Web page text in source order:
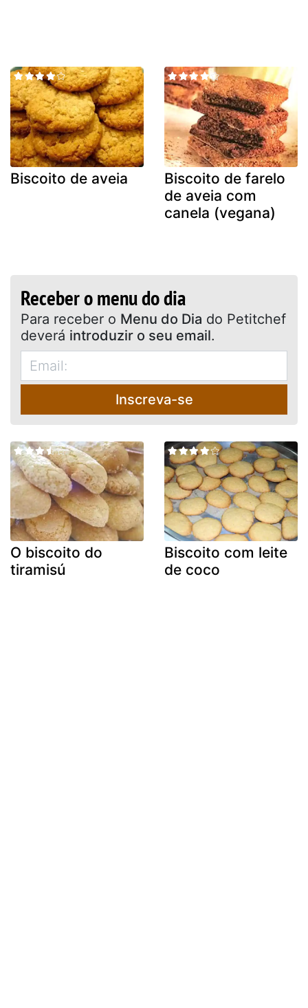
Biscoito de aveia
Biscoito de farelo
de aveia com
canela (vegana)
Receber o menu do dia
Para receber o Menu do Dia do Petitchef
deverá introduzir o seu email.
Inscreva-se
O biscoito do
tiramisú
Biscoito com leite
de coco